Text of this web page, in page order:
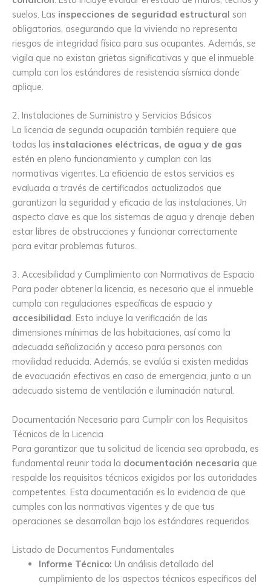
suelos. Las inspecciones de seguridad estructural son
obligatorias, asegurando que la vivienda no representa
riesgos de integridad física para sus ocupantes. Además, se
vigila que no existan grietas significativas y que el inmueble
cumpla con los estándares de resistencia sísmica donde
aplique.
2. Instalaciones de Suministro y Servicios Básicos
La licencia de segunda ocupación también requiere que
todas las instalaciones eléctricas, de agua y de gas
estén en pleno funcionamiento y cumplan con las
normativas vigentes. La eficiencia de estos servicios es
evaluada a través de certificados actualizados que
garantizan la seguridad y eficacia de las instalaciones. Un
aspecto clave es que los sistemas de agua y drenaje deben
estar libres de obstrucciones y funcionar correctamente
para evitar problemas futuros.
3. Accesibilidad y Cumplimiento con Normativas de Espacio
Para poder obtener la licencia, es necesario que el inmueble
cumpla con regulaciones específicas de espacio y
accesibilidad. Esto incluye la verificación de las
dimensiones mínimas de las habitaciones, así como la
adecuada señalización y acceso para personas con
movilidad reducida. Además, se evalúa si existen medidas
de evacuación efectivas en caso de emergencia, junto a un
adecuado sistema de ventilación e iluminación natural.
Documentación Necesaria para Cumplir con los Requisitos
Técnicos de la Licencia
Para garantizar que tu solicitud de licencia sea aprobada, es
fundamental reunir toda la documentación necesaria que
respalde los requisitos técnicos exigidos por las autoridades
competentes. Esta documentación es la evidencia de que
cumples con las normativas vigentes y de que tus
operaciones se desarrollan bajo los estándares requeridos.
Listado de Documentos Fundamentales
Informe Técnico: Un análisis detallado del
cumplimiento de los aspectos técnicos específicos del